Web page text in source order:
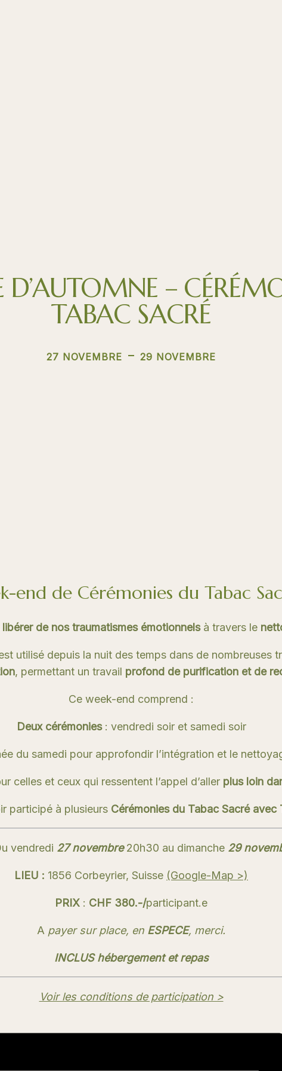
D’AUTOMNE –
TABAC SACRÉ
27 NOVEMBRE - 29 NOVEMBRE
end de Cérémonies du Tabac
libérer de nos traumatismes émotionnelsà travers le
utilisé depuis la nuit des temps dans de nombreuses
, permettant un travail profond de purification et de
Ce week-end comprend :
Deux cérémonies: vendredi soir et samedi soir
du samedi pour approfondir l’intégration et le
celles et ceux qui ressentent l’appel d’aller plus loin
participé à plusieurs Cérémonies du Tabac Sacré avec
vendredi 27 novembre 20h30 au dimanche 29
LIEU : 1856 Corbeyrier, Suisse (Google-Map >)
PRIX : CHF 380.-/participant.e
A payer sur place, en ESPECE, merci.
INCLUS hébergement et repas
Voir les conditions de participation >